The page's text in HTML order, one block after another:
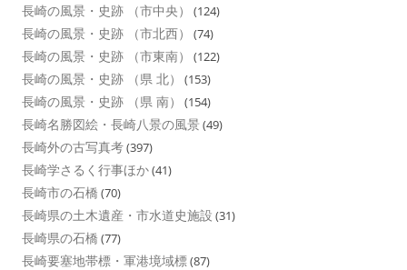
長崎の風景・史跡 （市中央） (124)
長崎の風景・史跡 （市北西） (74)
長崎の風景・史跡 （市東南） (122)
長崎の風景・史跡 （県 北） (153)
長崎の風景・史跡 （県 南） (154)
長崎名勝図絵・長崎八景の風景 (49)
長崎外の古写真考(397)
長崎学さるく行事ほか(41)
長崎市の石橋 (70)
長崎県の土木遺産・市水道史施設 (31)
長崎県の石橋 (77)
長崎要塞地帯標・軍港境域標(87)